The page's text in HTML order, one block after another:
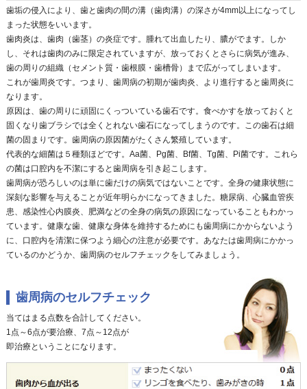
歯垢の侵入により、歯と歯肉の間の溝（歯肉溝）の深さが4mm以上になってし
まった状態をいいます。
歯肉炎は、歯肉（歯茎）の炎症です。腫れて出血したり、膿がでます。しか
し、それは歯肉のみに限定されていますが、放っておくとさらに病気が進み、
歯の周りの組織（セメント質・歯根膜・歯槽骨）まで広がってしまいます。
これが歯周炎です。つまり、歯周病の初期が歯肉炎、より進行すると歯周炎に
なります。
原因は、歯の周りに頑固にくっついている歯石です。食べかすを放っておくと
固くなり歯ブラシでは全くとれない歯石になってしまうのです。この歯石は細
菌の固まりです。歯周病の原因菌がたくさん繁殖しています。
代表的な細菌は５種類ほどです。Aa菌、Pg菌、Bf菌、Tg菌、Pi菌です。これら
の菌は口腔内を不潔にすると歯周病を引き起こします。
歯周病が恐ろしいのは単に歯だけの病気ではないことです。全身の健康状態に
深刻な影響を与えることが近年明らかになってきました。糖尿病、心臓血管疾
患、感染性心内膜炎、肥満などの全身の病気の原因になっていることもわかっ
ています。健康な歯、健康な身体を維持するためにも歯周病にかからないよう
に、口腔内を清潔に保つよう細心の注意が必要です。あなたは歯周病にかかっ
ているのかどうか、歯周病のセルフチェックをしてみましょう。
歯周病のセルフチェック
当てはまる点数を合計してください。
1点～6点が要治療、7点～12点が
即治療ということになります。